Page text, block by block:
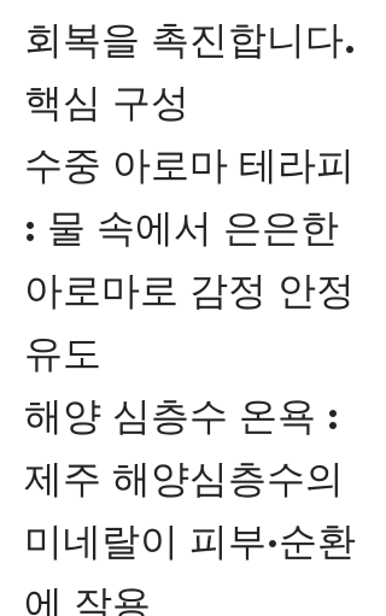
회복을 촉진합니다.
핵심 구성
수중 아로마 테라피
: 물 속에서 은은한
아로마로 감정 안정
유도
해양 심층수 온욕 :
제주 해양심층수의
미네랄이 피부·순환